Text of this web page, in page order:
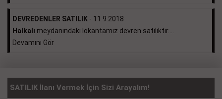
DEVREDENLER SATILIK - 11.9.2018
Halkalı meydanındaki lokantamız devren satılıktır....
Devamını Gör
SATILIK İlanı Vermek İçin Sizi Arayalım!